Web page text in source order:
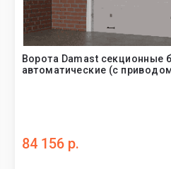
Ворота Damast секционные
автоматические (с
84 156 р.